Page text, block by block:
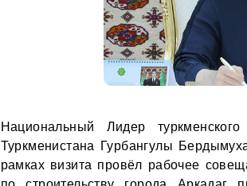
Национальный Лидер
Туркменистана Гурбангулы
рамках визита провёл рабочее